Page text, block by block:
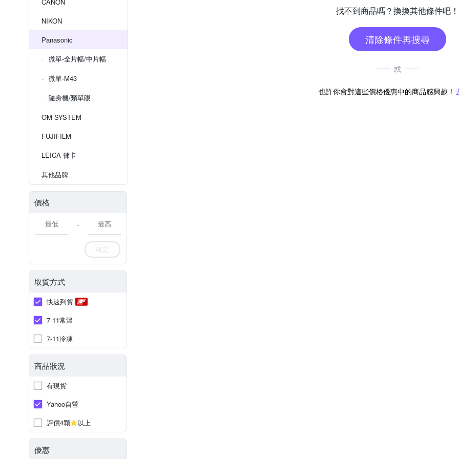
NIKON
Panasonic
微單-全片幅/中片幅
微單-M43
隨身機/類單眼
OM SYSTEM
FUJIFILM
LEICA 徠卡
其他品牌
價格
-
確定
取貨方式
快速到貨
7-11常溫
7-11冷凍
商品狀況
有現貨
Yahoo自營
評價4顆
以上
優惠
找不到商品嗎？換換其他條件吧！
清除條件再搜尋
或
也許你會對這些價格優惠中的商品感興趣！